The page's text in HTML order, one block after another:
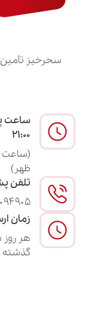
سحرخیز
۲۱:۰۰
ظهر)
تلفن
۰۲۱-۹۱۰۹۴۹۰۵
زمان
گذشته